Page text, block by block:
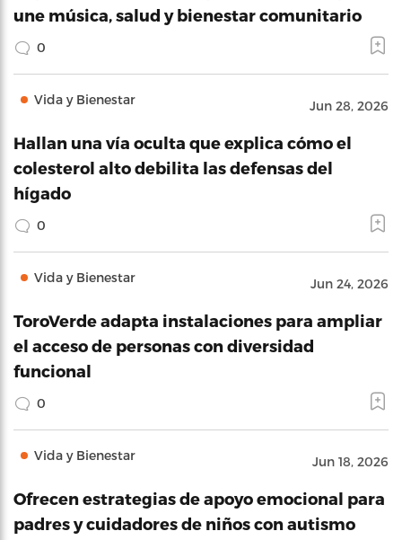
une música, salud y bienestar comunitario
0
Vida y Bienestar Jun 28, 2026
Hallan una vía oculta que explica cómo el
colesterol alto debilita las defensas del
hígado
0
Vida y Bienestar Jun 24, 2026
ToroVerde adapta instalaciones para ampliar
el acceso de personas con diversidad
funcional
0
Vida y Bienestar Jun 18, 2026
Ofrecen estrategias de apoyo emocional para
padres y cuidadores de niños con autismo